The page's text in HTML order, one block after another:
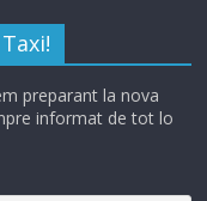
preparant la nova
informat de tot lo